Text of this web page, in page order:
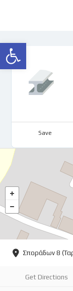
Ανοίξτε
Save
Σποράδων 8
Get Directions